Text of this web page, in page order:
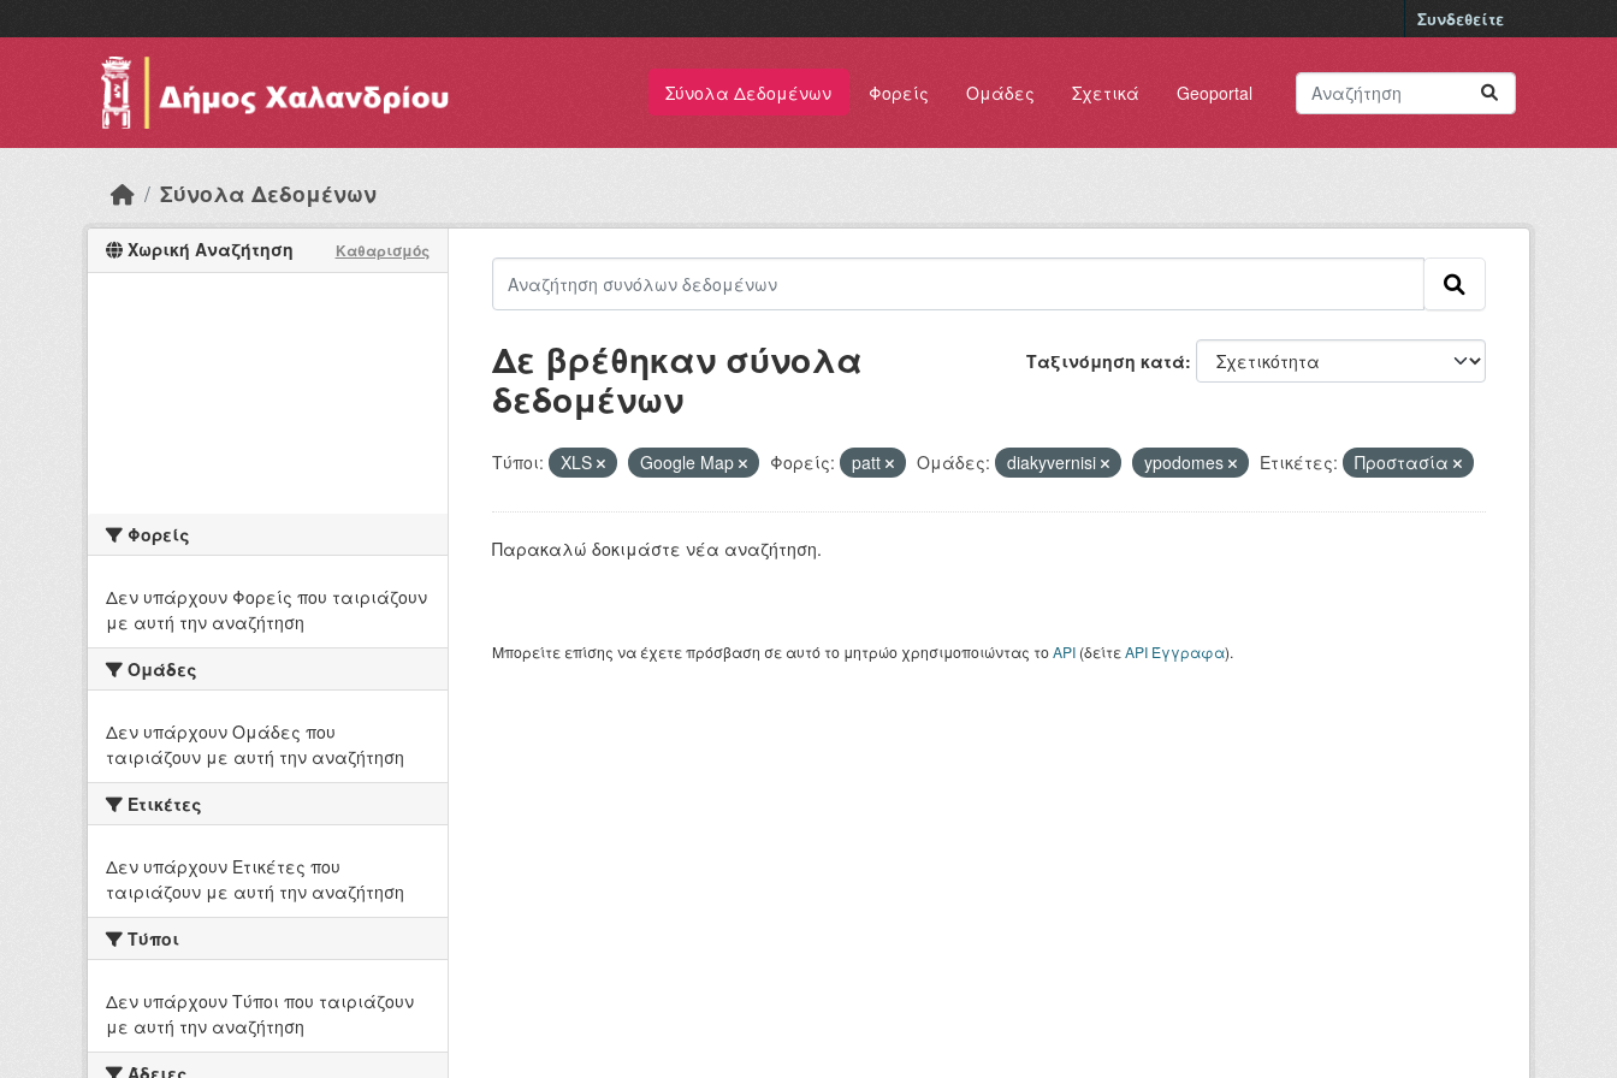
Συνδεθείτε
Σύνολα Δεδομένων Φορείς Ομάδες Σχετικά Geoportal
Σύνολα Δεδομένων
Χωρική Αναζήτηση Καθαρισμός
Φορείς
Δεν υπάρχουν Φορείς που ταιριάζουν
με αυτή την αναζήτηση
Ομάδες
Δεν υπάρχουν Ομάδες που
ταιριάζουν με αυτή την αναζήτηση
Ετικέτες
Δεν υπάρχουν Ετικέτες που
ταιριάζουν με αυτή την αναζήτηση
Τύποι
Δεν υπάρχουν Τύποι που ταιριάζουν
με αυτή την αναζήτηση
Άδειες
Ταξινόμηση κατά
Δε βρέθηκαν σύνολα
δεδομένων
Τύποι: XLS Google Map Φορείς: patt Ομάδες: diakyvernisi ypodomes Ετικέτες: Προστασία
Παρακαλώ δοκιμάστε νέα αναζήτηση.
Μπορείτε επίσης να έχετε πρόσβαση σε αυτό το μητρώο χρησιμοποιώντας τοAPI(δείτεAPI Έγγραφα).